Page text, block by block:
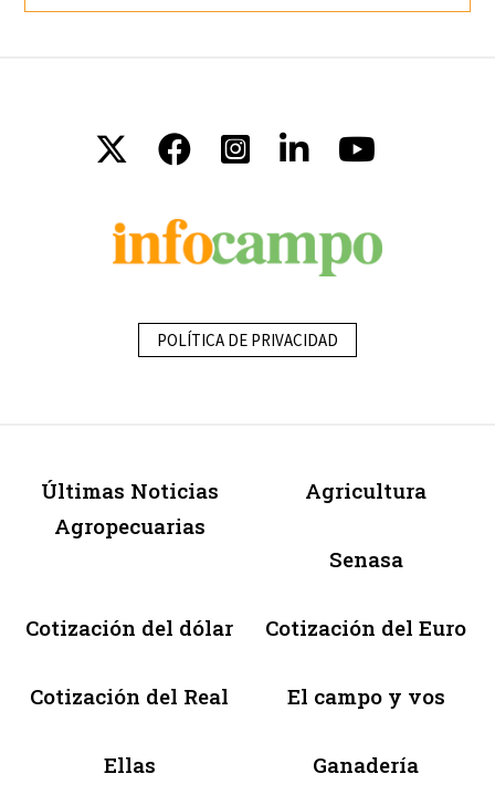
POLÍTICA DE PRIVACIDAD
Últimas Noticias
Agropecuarias
Agricultura
Senasa
Cotización del dólar Cotización del Euro
Cotización del Real El campo y vos
Ellas Ganadería